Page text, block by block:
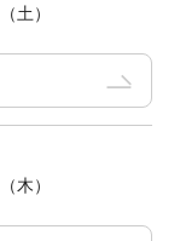
土）
木）